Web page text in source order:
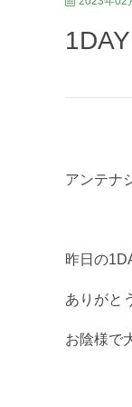
アンテナ
昨日の
ありがと
お陰様で